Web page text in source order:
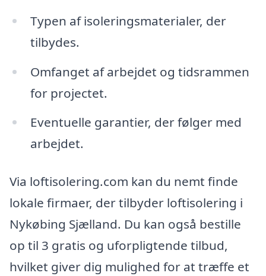
Typen af isoleringsmaterialer, der
tilbydes.
Omfanget af arbejdet og tidsrammen
for projectet.
Eventuelle garantier, der følger med
arbejdet.
Via loftisolering.com kan du nemt finde
lokale firmaer, der tilbyder loftisolering i
Nykøbing Sjælland. Du kan også bestille
op til 3 gratis og uforpligtende tilbud,
hvilket giver dig mulighed for at træffe et